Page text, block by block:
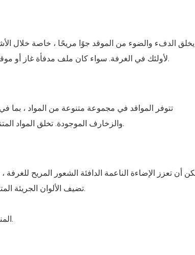
يخلق الدفء والضوء من الموقد جوًا مريحًا ، خاصة خلال
لأولئك في الغرفة. سواء كان ملف مدفأة غازأو ، يمكن أن يعزز نوع الموقد الذي تختاره بشكل كبير مستوى راحة منزلك.
تتوفر المواقد في مجموعة متنوعة من المواد ، بما
والزخارف الموجودة. تخلق المواد المتنوعة المستخدمة في بناء الموقد تجربة بصرية غنية ترفع تصميم أي مساحة معيشة.
تضيف الألوان الجريئة المتناقضة دراما. مع تصميم الإضاءة الصحيح ، يمكن للمدفأة أن يحول جو المساحة حقًا.
وجلب الأجواء المريحة المريحة إلى منزلك.